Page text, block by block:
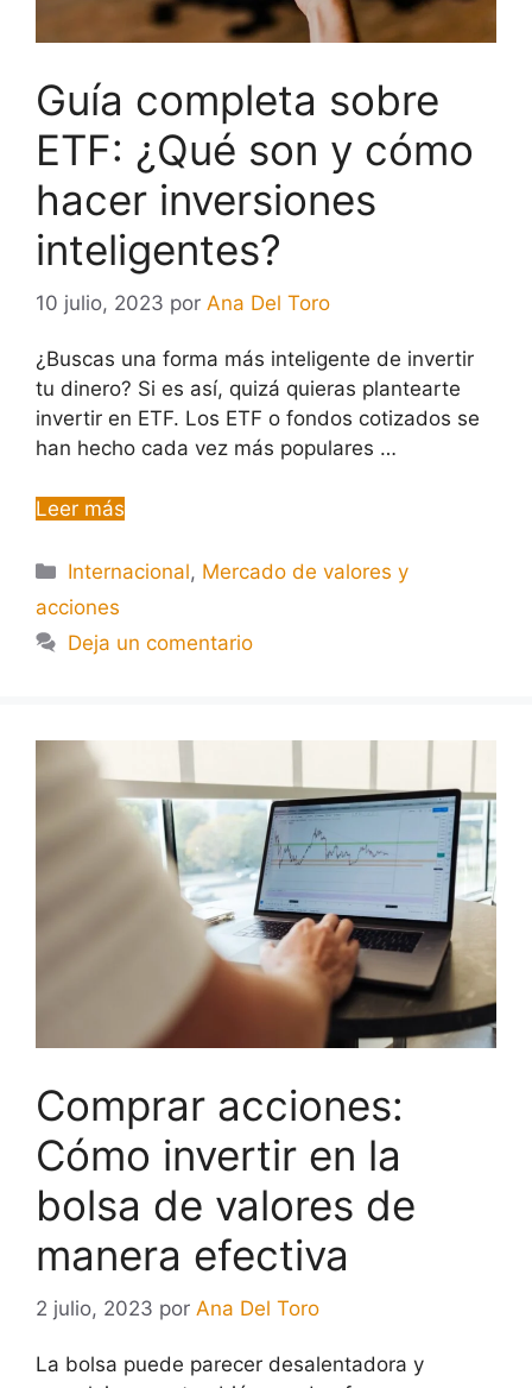
Guía completa sobre
ETF: ¿Qué son y cómo
hacer inversiones
inteligentes?
10 julio, 2023 por Ana Del Toro
¿Buscas una forma más inteligente de invertir
tu dinero? Si es así, quizá quieras plantearte
invertir en ETF. Los ETF o fondos cotizados se
han hecho cada vez más populares …
Leer más
Internacional, Mercado de valores y
acciones
Deja un comentario
Comprar acciones:
Cómo invertir en la
bolsa de valores de
manera efectiva
2 julio, 2023 por Ana Del Toro
La bolsa puede parecer desalentadora y